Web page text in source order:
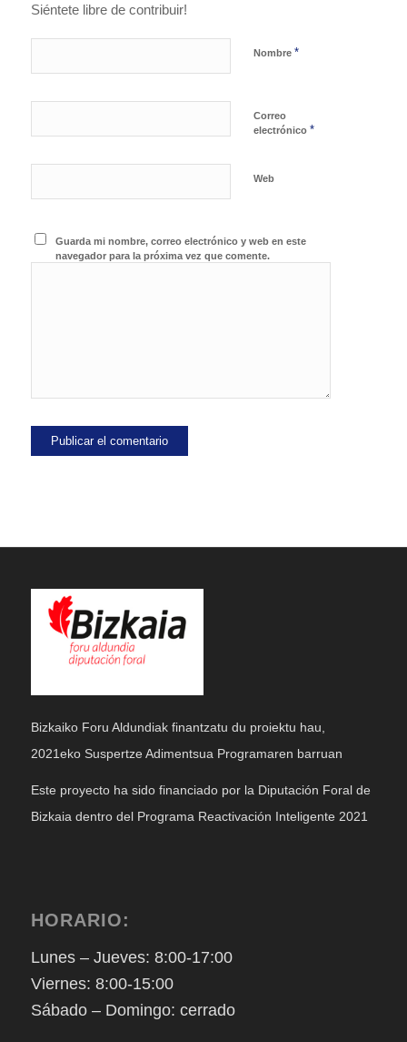
Siéntete libre de contribuir!
Nombre *
Correo
electrónico *
Web
Guarda mi nombre, correo electrónico y web en este
navegador para la próxima vez que comente.
Bizkaiko Foru Aldundiak finantzatu du proiektu hau,
2021eko Suspertze Adimentsua Programaren barruan
Este proyecto ha sido financiado por la Diputación Foral de
Bizkaia dentro del Programa Reactivación Inteligente 2021
HORARIO:
Lunes – Jueves: 8:00-17:00
Viernes: 8:00-15:00
Sábado – Domingo: cerrado